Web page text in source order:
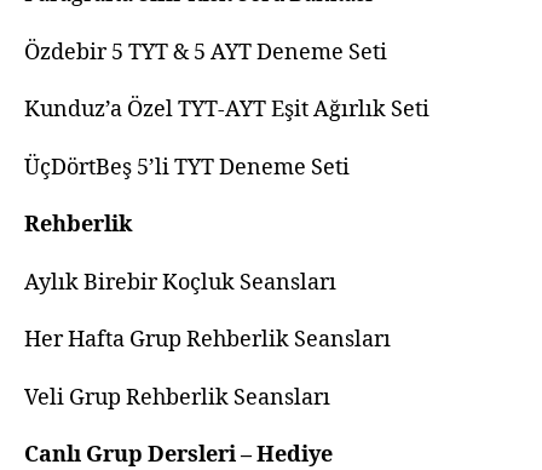
Özdebir 5 TYT & 5 AYT Deneme Seti
Kunduz’a Özel TYT-AYT Eşit Ağırlık Seti
ÜçDörtBeş 5’li TYT Deneme Seti
Rehberlik
Aylık Birebir Koçluk Seansları
Her Hafta Grup Rehberlik Seansları
Veli Grup Rehberlik Seansları
Canlı Grup Dersleri – Hediye